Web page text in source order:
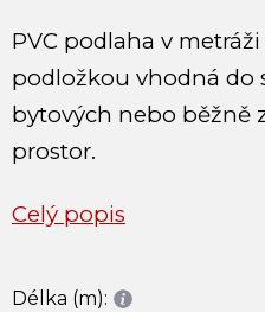
PVC podlaha v
podložkou vhodná do
bytových nebo běžně
prostor.
Celý popis
Délka (m):